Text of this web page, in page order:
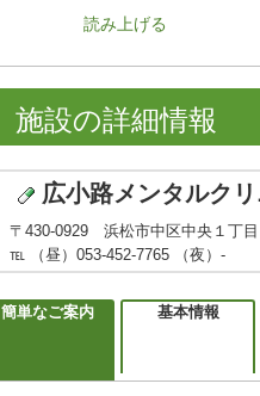
読み上げる
施設の詳細情報
広小路メンタルク
〒430-0929 浜松市中区中央１丁
℡ （昼）053-452-7765 （夜）-
簡単なご案内 基本情報